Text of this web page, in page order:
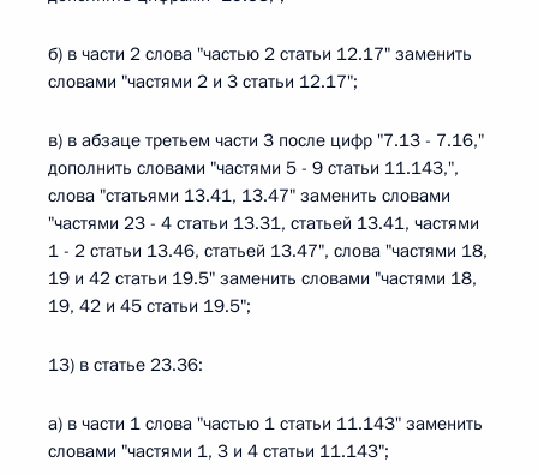
б) в части 2 слова "частью 2 статьи 12.17" заменить
словами "частями 2 и 3 статьи 12.17";
в) в абзаце третьем части 3 после цифр "7.13 - 7.16,"
дополнить словами "частями 5 - 9 статьи 11.143,",
слова "статьями 13.41, 13.47" заменить словами
"частями 23 - 4 статьи 13.31, статьей 13.41, частями
1 - 2 статьи 13.46, статьей 13.47", слова "частями 18,
19 и 42 статьи 19.5" заменить словами "частями 18,
19, 42 и 45 статьи 19.5";
13) в статье 23.36:
а) в части 1 слова "частью 1 статьи 11.143" заменить
словами "частями 1, 3 и 4 статьи 11.143";